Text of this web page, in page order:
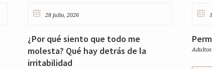
28 julio, 2026
¿Por qué siento que todo me
molesta? Qué hay detrás de la
irritabilidad
Adultos